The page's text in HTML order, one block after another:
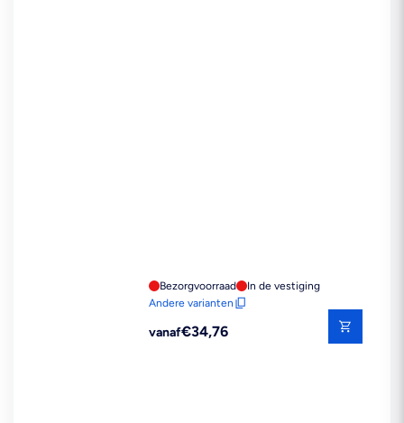
Bezorgvoorraad
In de vestiging
Andere varianten
Reguliere
vanaf€34,76